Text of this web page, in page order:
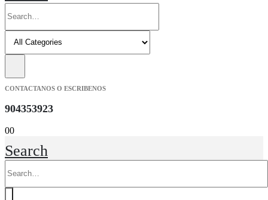
CONTACTANOS O ESCRIBENOS
904353923
00
Search